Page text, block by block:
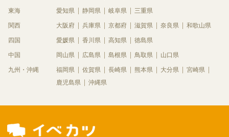
東海 愛知県 静岡県 岐阜県 三重県
関西 大阪府 兵庫県 京都府 滋賀県 奈良県 和歌山県
四国 愛媛県 香川県 高知県 徳島県
中国 岡山県 広島県 島根県 鳥取県 山口県
九州・沖縄 福岡県 佐賀県 長崎県 熊本県 大分県
宮崎県
鹿児島県
沖縄県